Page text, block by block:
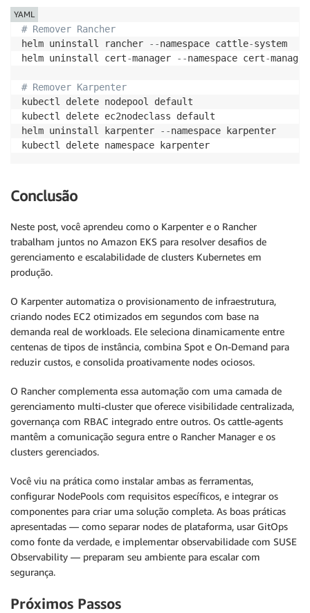
# Remover Rancher
helm uninstall rancher
- -namespace cattle-system
helm uninstall cert-manager - -namespace cert-manager
# Remover Karpenter
kubectl delete nodepool default
kubectl delete ec2nodeclass default
helm uninstall karpenter
- -namespace karpenter
kubectl delete namespace karpenter
YAML
Conclusão
Neste post, você aprendeu como o Karpenter e o Rancher
trabalham juntos no Amazon EKS para resolver desafios de
gerenciamento e escalabilidade de clusters Kubernetes em
produção.
O Karpenter automatiza o provisionamento de infraestrutura,
criando nodes EC2 otimizados em segundos com base na
demanda real de workloads. Ele seleciona dinamicamente entre
centenas de tipos de instância, combina Spot e On-Demand para
reduzir custos, e consolida proativamente nodes ociosos.
O Rancher complementa essa automação com uma camada de
gerenciamento multi-cluster que oferece visibilidade centralizada,
governança com RBAC integrado entre outros. Os cattle-agents
mantêm a comunicação segura entre o Rancher Manager e os
clusters gerenciados.
Você viu na prática como instalar ambas as ferramentas,
configurar NodePools com requisitos específicos, e integrar os
componentes para criar uma solução completa. As boas práticas
apresentadas — como separar nodes de plataforma, usar GitOps
como fonte da verdade, e implementar observabilidade com SUSE
Observability — preparam seu ambiente para escalar com
segurança.
Próximos Passos